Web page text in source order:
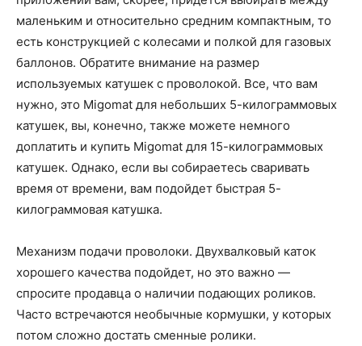
маленьким и относительно средним компактным, то
есть конструкцией с колесами и полкой для газовых
баллонов. Обратите внимание на размер
используемых катушек с проволокой. Все, что вам
нужно, это Migomat для небольших 5-килограммовых
катушек, вы, конечно, также можете немного
доплатить и купить Migomat для 15-килограммовых
катушек. Однако, если вы собираетесь сваривать
время от времени, вам подойдет быстрая 5-
килограммовая катушка.
Механизм подачи проволоки. Двухвалковый каток
хорошего качества подойдет, но это важно —
спросите продавца о наличии подающих роликов.
Часто встречаются необычные кормушки, у которых
потом сложно достать сменные ролики.